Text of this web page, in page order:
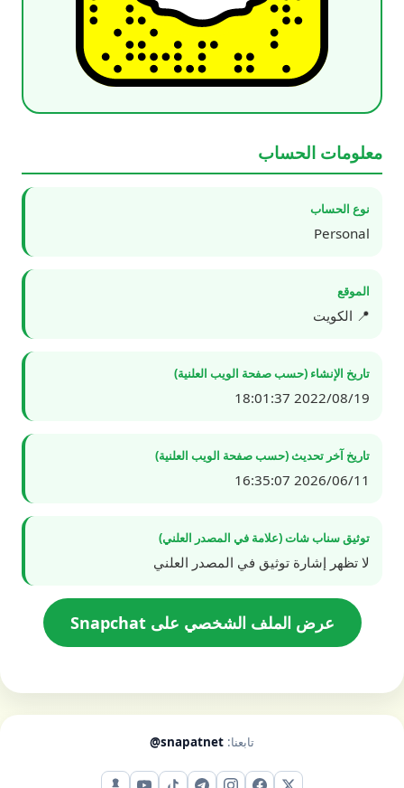
معلومات الحساب
نوع الحساب
Personal
الموقع
📍 الكويت
تاريخ الإنشاء (حسب صفحة الويب العلنية)
2022/08/19 18:01:37
تاريخ آخر تحديث (حسب صفحة الويب العلنية)
2026/06/11 16:35:07
توثيق سناب شات (علامة في المصدر العلني)
لا تظهر إشارة توثيق في المصدر العلني
عرض الملف الشخصي على Snapchat
تابعنا: @snapatnet